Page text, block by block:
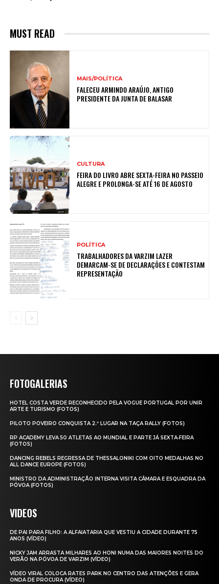
MUST READ
MAIS/POLÍTICA
FALECEU ARMINDO ARAÚJO, ANTIGO
PRESIDENTE DA JUNTA DE BALASAR
CULTURA
FEIRA DO LIVRO ABRE SEXTA-FEIRA NO PASSEIO
ALEGRE E PROLONGA-SE ATÉ 16 DE AGOSTO
POLÍTICA
TRABALHADORES DA VARZIM LAZER
DEMARCAM-SE DE DECLARAÇÕES E CONTESTAM
REPRESENTAÇÃO
FOTOGALERIAS
HOTEL COSTA VERDE RECONHECIDO PELA VOGUE PORTUGAL POR UNIR
ARTE E TURISMO (FOTOS)
PILOTO POVEIRO CONQUISTA 2.º LUGAR NA TAÇA RALLY (FOTOS)
RP ACADEMY LEVA 50 ATLETAS AO MUNDIAL E PARTE JÁ SEXTA‑FEIRA
(FOTOS)
DANCING REBELS REGRESSA DE THESSALONIKI COM OITO MEDALHAS NO
ALL DANCE EUROPE (FOTOS)
MINISTRO DA ADMINISTRAÇÃO INTERNA VISITA CÂMARA E ESQUADRA DA
PÓVOA (FOTOS)
VIDEOS
DE PAI PARA FILHO: A ALFAIATARIA QUE VESTIU A CIDADE DURANTE 75
ANOS (VÍDEO)
NICKY JAM ARRASTA MILHARES AO HONI NUMA DAS MAIORES NOITES DO
VERÃO NA PÓVOA DE VARZIM (VÍDEO)
VÍDEO VIRAL COLOCA RATES PARK NO CENTRO DAS ATENÇÕES E GERA
ONDA DE PROCURA (VÍDEO)